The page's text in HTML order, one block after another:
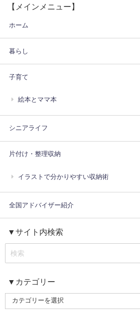
【メインメニュー】
ホーム
暮らし
子育て
絵本とママ本
シニアライフ
片付け・整理収納
イラストで分かりやすい収納術
全国アドバイザー紹介
▼サイト内検索
▼カテゴリー